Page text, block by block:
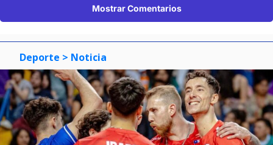
Mostrar Comentarios
Deporte > Noticia